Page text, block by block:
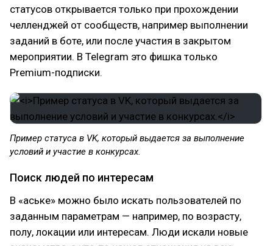
статусов открывается только при прохождении
челленджей от сообществ, например выполнении
заданий в боте, или после участия в закрытом
мероприятии. В Telegram это фишка только
Premium-подписки.
Пример статуса в VK, который выдается за выполнение
условий и участие в конкурсах.
Поиск людей по интересам
В «аське» можно было искать пользователей по
заданным параметрам — например, по возрасту,
полу, локации или интересам. Люди искали новые